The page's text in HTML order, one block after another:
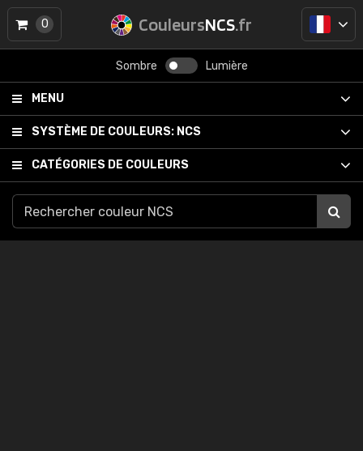
CouleursNCS.fr
Sombre Lumière
MENU
SYSTÈME DE COULEURS: NCS
CATÉGORIES DE COULEURS
0